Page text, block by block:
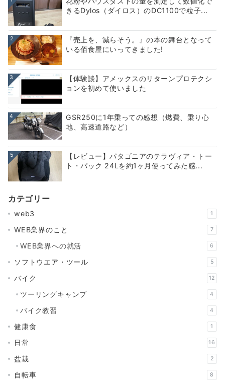
きるDylos（ダイロス）のDC1100で粒子...
2
『売上を、減らそう。』の本の舞台となって
いる佰食屋にいってきました!
3
【体験談】アメックスのリターンプロテクシ
ョンを初めて使いました
4
GSR250に1年乗っての感想（燃費、乗り心
地、高速道路など）
5
【レビュー】パタゴニアのテラヴィア・トー
ト・パック 24Lを約1ヶ月使ってみた感...
カテゴリー
web3 1
WEB業界のこと 7
WEB業界への就活 6
ソフトウエア・ツール 5
バイク 12
ツーリングキャンプ 4
バイク教習 4
健康食 1
日常 16
盆栽 2
自転車 8